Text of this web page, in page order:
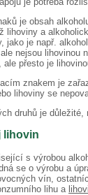
je obsah
lihoviny a
jako je např.
nejsou lihovinou
přesto je
znakem je
lihoviny se
druhů je
lihovin
s výrobou
se o výrobu a
vín,
lihu a